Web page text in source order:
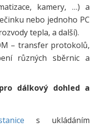
kamery, …) a
nebo jednoho PC
tepla, a další).
– transfer protokolů,
různých sběrnic a
dálkový dohled a
s ukládáním